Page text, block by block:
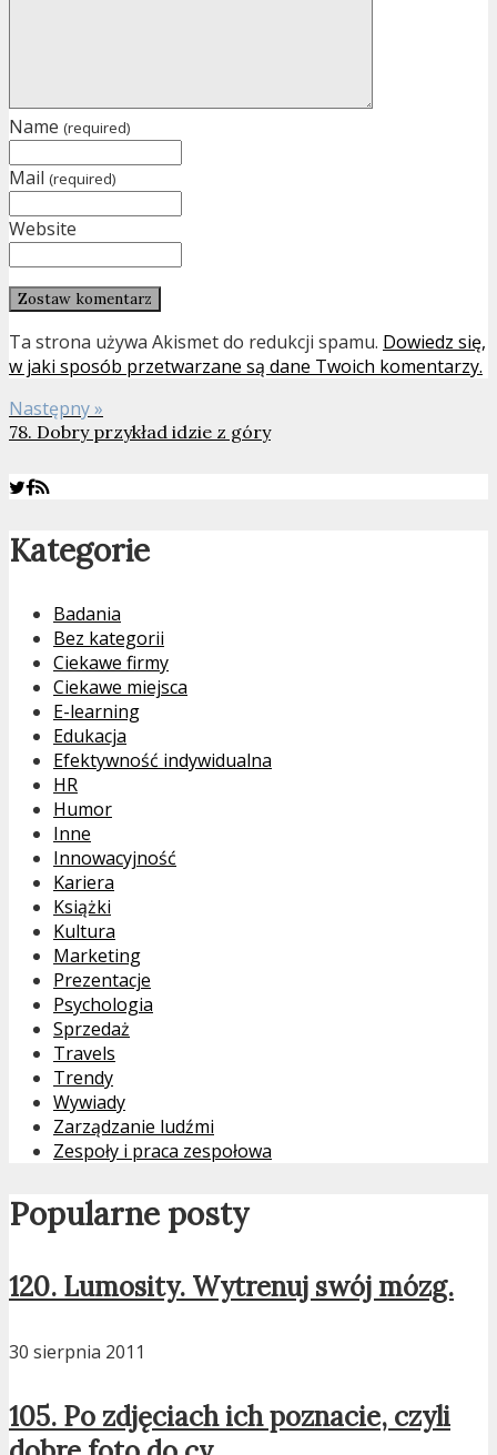
Name (required)
Mail (required)
Website
Ta strona używa Akismet do redukcji spamu. Dowiedz się,
w jaki sposób przetwarzane są dane Twoich komentarzy.
Następny »
78. Dobry przykład idzie z góry
Kategorie
Badania
Bez kategorii
Ciekawe firmy
Ciekawe miejsca
E-learning
Edukacja
Efektywność indywidualna
HR
Humor
Inne
Innowacyjność
Kariera
Książki
Kultura
Marketing
Prezentacje
Psychologia
Sprzedaż
Travels
Trendy
Wywiady
Zarządzanie ludźmi
Zespoły i praca zespołowa
Popularne posty
120. Lumosity. Wytrenuj swój mózg.
30 sierpnia 2011
105. Po zdjęciach ich poznacie, czyli